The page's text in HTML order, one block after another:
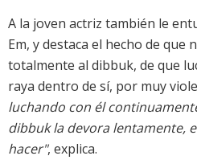
A la joven actriz también le
Em, y destaca el hecho de que
totalmente al dibbuk, de que
raya dentro de sí, por muy
luchando con él
dibbuk la devora lentamente,
hacer", explica.